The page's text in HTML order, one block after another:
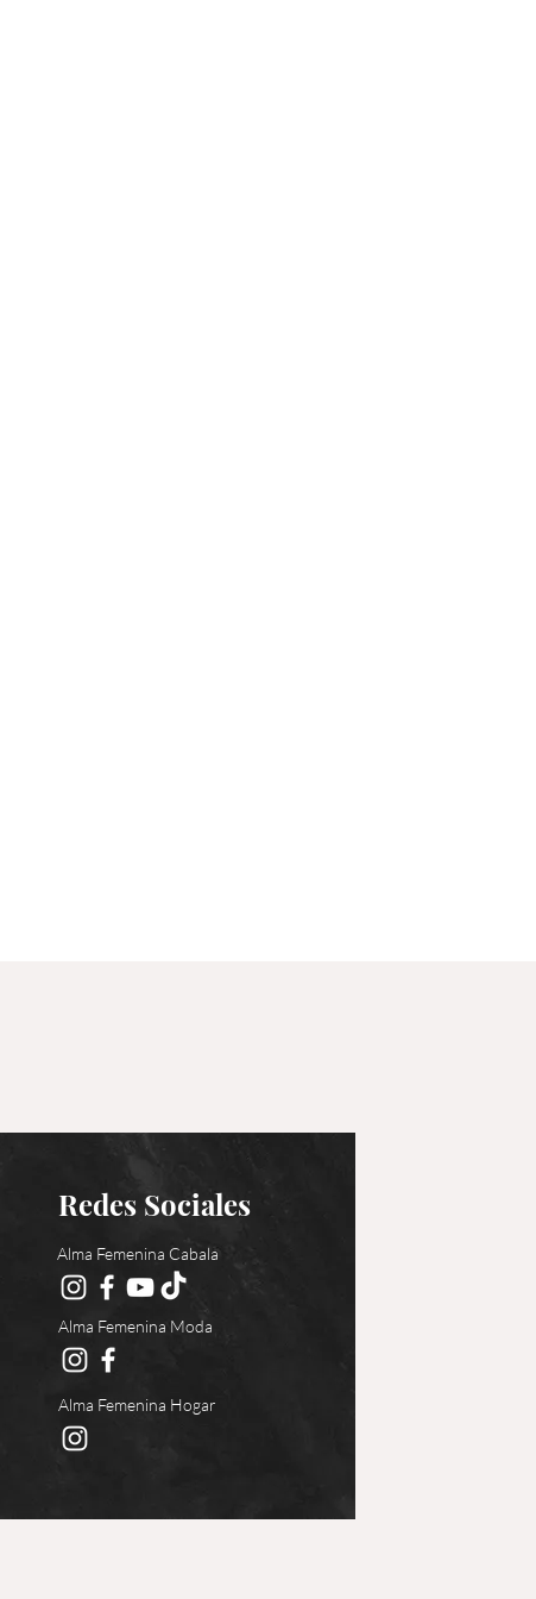
Redes Sociales
Alma Femenina Cabala
Alma Femenina Moda
Alma Femenina Hogar